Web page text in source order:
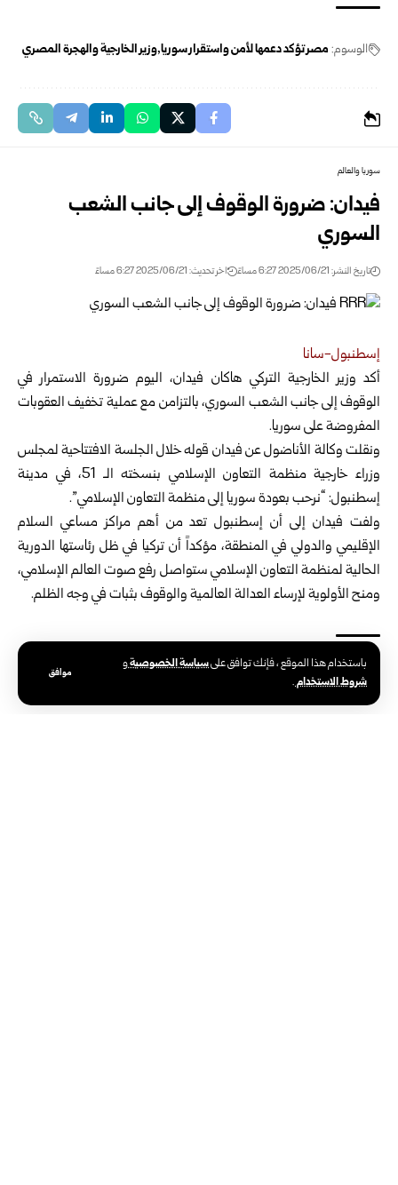
باستخدام هذا الموقع ، فإنك توافق علىسياسة الخصوصيةو
شروط الاستخدام.
موافق
الوسوم: مصر تؤكد دعمها لأمن واستقرار سوريا وزير الخارجية والهجرة المصري
سوريا والعالم
فيدان: ضرورة الوقوف إلى جانب الشعب
السوري
تاريخ النشر: 2025/06/21 6:27 مساءً اخر تحديث: 2025/06/21 6:27 مساءً
إسطنبول-سانا
أكد وزير الخارجية التركي هاكان فيدان، اليوم ضرورة الاستمرار في
الوقوف إلى جانب الشعب السوري، بالتزامن مع عمليةتخفيف العقوبات
المفروضة على سوريا.
ونقلت وكالة الأناضول عن فيدان قوله خلال الجلسة الافتتاحية لمجلس
وزراء خارجية منظمة التعاون الإسلامي بنسخته الـ 51، في مدينة
إسطنبول: “نرحب بعودة سوريا إلى منظمة التعاون الإسلامي”.
ولفت فيدان إلى أن إسطنبول تعد من أهم مراكز مساعي السلام
الإقليمي والدولي في المنطقة، مؤكداً أن تركيا في ظل رئاستها الدورية
الحالية لمنظمة التعاون الإسلامي ستواصل رفع صوت العالم الإسلامي،
ومنح الأولوية لإرساء العدالة العالمية والوقوف بثبات في وجه الظلم.
الوسوم:هاكان فيدان